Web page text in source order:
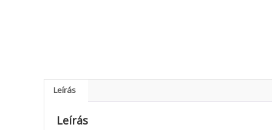
Leírás
Leírás